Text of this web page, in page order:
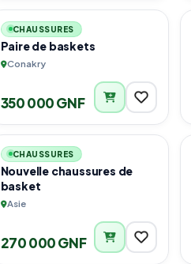
CHAUSSURES
Paire de baskets
Conakry
350 000 GNF
3
CHAUSSURES
Nouvelle chaussures de
basket
Asie
270 000 GNF
6